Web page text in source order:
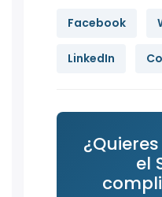
Facebook
LinkedIn
el